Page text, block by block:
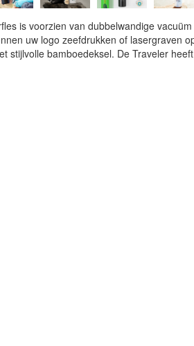
is voorzien van dubbelwandige
uw logo zeefdrukken of lasergraven
stijlvolle bamboedeksel. De Traveler